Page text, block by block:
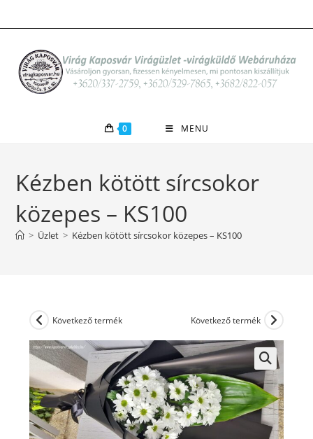
to
0 MENU
Kézben kötött sírcsokor
közepes – KS100
> Üzlet > Kézben kötött sírcsokor közepes – KS100
Következő termék Következő termék